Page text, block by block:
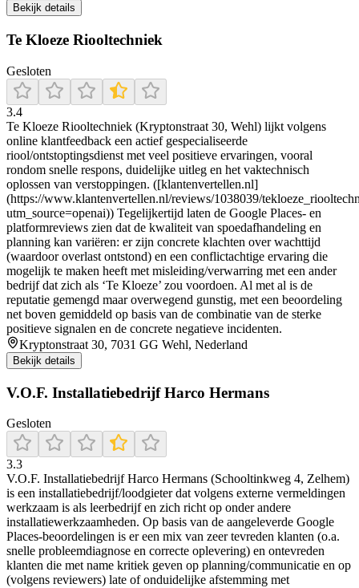
Bekijk details
Te Kloeze Riooltechniek
Gesloten
3.4
Te Kloeze Riooltechniek (Kryptonstraat 30, Wehl) lijkt volgens
online klantfeedback een actief gespecialiseerde
riool/ontstoptingsdienst met veel positieve ervaringen, vooral
rondom snelle respons, duidelijke uitleg en het vaktechnisch
oplossen van verstoppingen. ([klantenvertellen.nl]
(https://www.klantenvertellen.nl/reviews/1038039/
utm_source=openai)) Tegelijkertijd laten de Google Places- en
platformreviews zien dat de kwaliteit van spoedafhandeling en
planning kan variëren: er zijn concrete klachten over wachttijd
(waardoor overlast ontstond) en een conflictachtige ervaring die
mogelijk te maken heeft met misleiding/verwarring met een ander
bedrijf dat zich als ‘Te Kloeze’ zou voordoen. Al met al is de
reputatie gemengd maar overwegend gunstig, met een beoordeling
net boven gemiddeld op basis van de combinatie van de sterke
positieve signalen en de concrete negatieve incidenten.
Kryptonstraat 30, 7031 GG Wehl, Nederland
Bekijk details
V.O.F. Installatiebedrijf Harco Hermans
Gesloten
3.3
V.O.F. Installatiebedrijf Harco Hermans (Schooltinkweg 4, Zelhem)
is een installatiebedrijf/loodgieter dat volgens externe vermeldingen
werkzaam is als leerbedrijf en zich richt op onder andere
installatiewerkzaamheden. Op basis van de aangeleverde Google
Places-beoordelingen is er een mix van zeer tevreden klanten (o.a.
snelle probleemdiagnose en correcte oplevering) en ontevreden
klanten die met name kritiek geven op planning/communicatie en op
(volgens reviewers) late of onduidelijke afstemming met